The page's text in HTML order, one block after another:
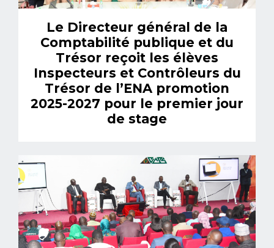
Le Directeur général de la
Comptabilité publique et du
Trésor reçoit les élèves
Inspecteurs et Contrôleurs du
Trésor de l’ENA promotion
2025-2027 pour le premier jour
de stage